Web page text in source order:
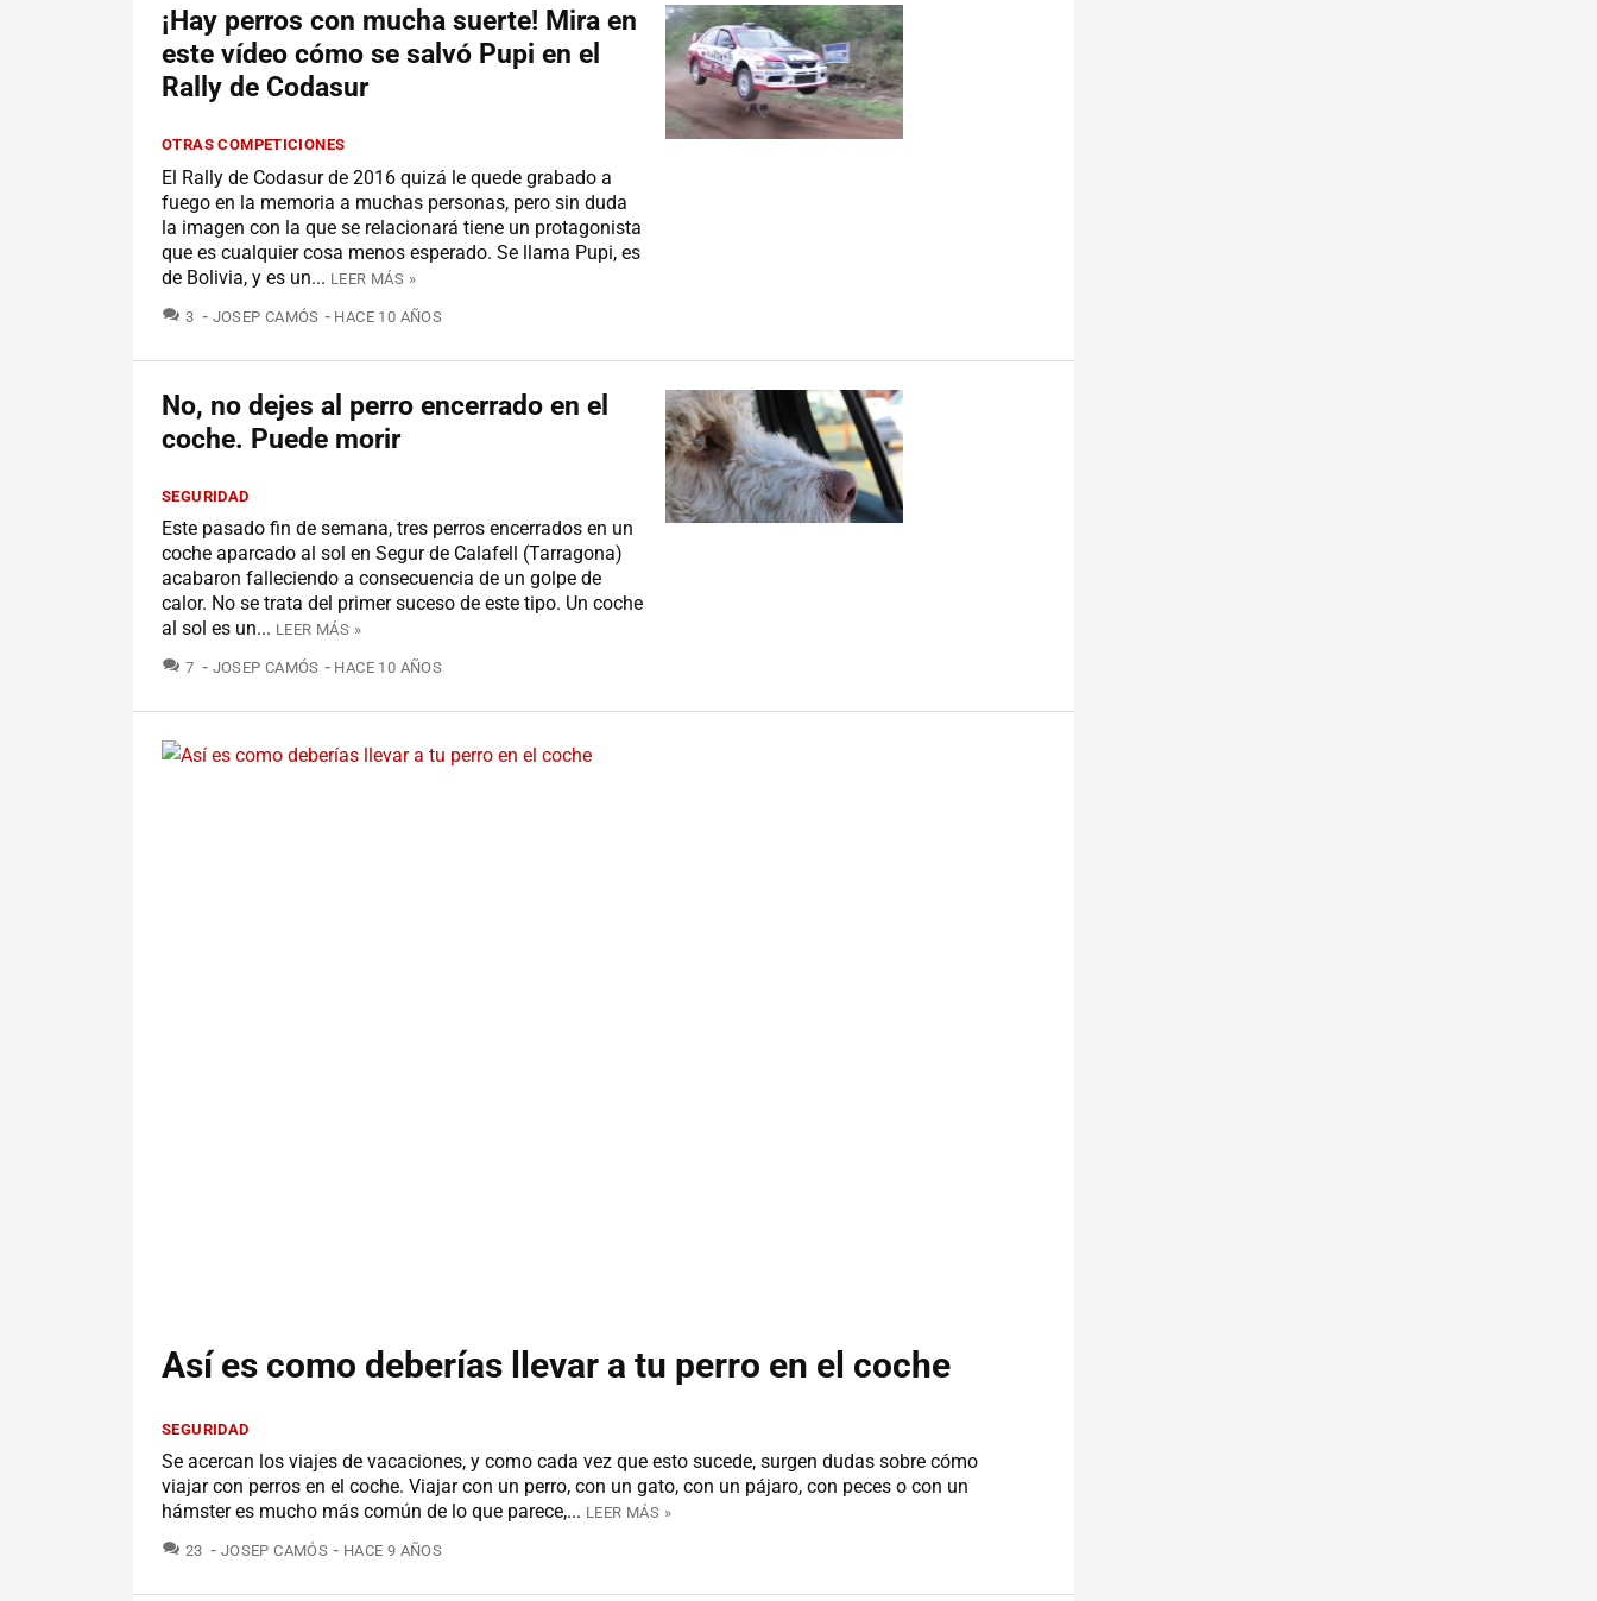
¡Hay perros con mucha suerte! Mira en
este vídeo cómo se salvó Pupi en el
Rally de Codasur
OTRAS COMPETICIONES
El Rally de Codasur de 2016 quizá le quede grabado a
fuego en la memoria a muchas personas, pero sin duda
la imagen con la que se relacionará tiene un protagonista
que es cualquier cosa menos esperado. Se llama Pupi, es
de Bolivia, y es un... LEER MÁS »
3 COMENTARIOS
JOSEP CAMÓS HACE 10 AÑOS
No, no dejes al perro encerrado en el
coche. Puede morir
SEGURIDAD
Este pasado fin de semana, tres perros encerrados en un
coche aparcado al sol en Segur de Calafell (Tarragona)
acabaron falleciendo a consecuencia de un golpe de
calor. No se trata del primer suceso de este tipo. Un coche
al sol es un... LEER MÁS »
7 COMENTARIOS
JOSEP CAMÓS HACE 10 AÑOS
Así es como deberías llevar a tu perro en el coche
SEGURIDAD
Se acercan los viajes de vacaciones, y como cada vez que esto sucede, surgen dudas sobre cómo
viajar con perros en el coche. Viajar con un perro, con un gato, con un pájaro, con peces o con un
hámster es mucho más común de lo que parece,... LEER MÁS »
23 COMENTARIOS
JOSEP CAMÓS HACE 9 AÑOS